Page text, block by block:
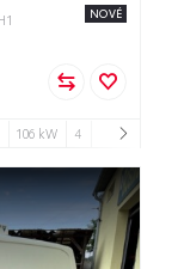
NOVÉ
106 kW 4